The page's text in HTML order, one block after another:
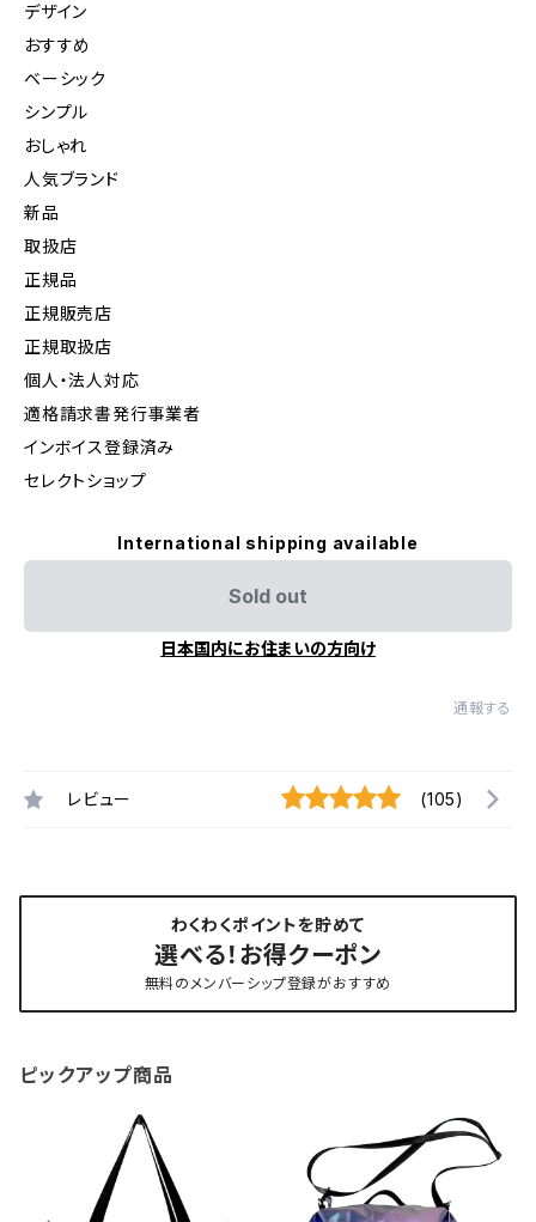
デザイン
おすすめ
ベーシック
シンプル
おしゃれ
人気ブランド
新品
取扱店
正規品
正規販売店
正規取扱店
個人・法人対応
適格請求書発行事業者
インボイス登録済み
セレクトショップ
International shipping available
Sold out
日本国内にお住まいの方向け
通報する
レビュー (105)
わくわくポイントを貯めて
選べる！お得クーポン
無料のメンバーシップ登録がおすすめ
ピックアップ商品